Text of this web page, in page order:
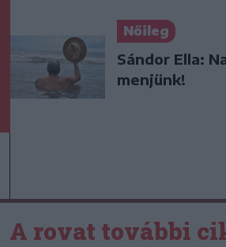
Nőileg
Sándor Ella:
menjünk!
A rovat további